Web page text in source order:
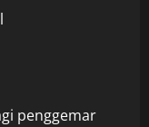
penggemar